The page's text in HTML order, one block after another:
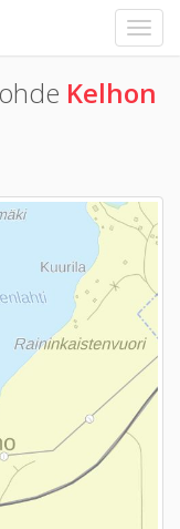
Kelhon